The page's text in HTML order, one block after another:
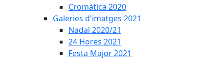
Cromàtica 2020
Galeries d'imatges 2021
Nadal 2020/21
24 Hores 2021
Festa Major 2021